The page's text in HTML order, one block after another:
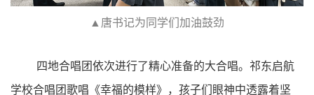
▲唐书记为同学们加油鼓劲
四地合唱团依次进行了精心准备的大合唱。祁东启航
学校合唱团歌唱《幸福的模样》，孩子们眼神中透露着坚